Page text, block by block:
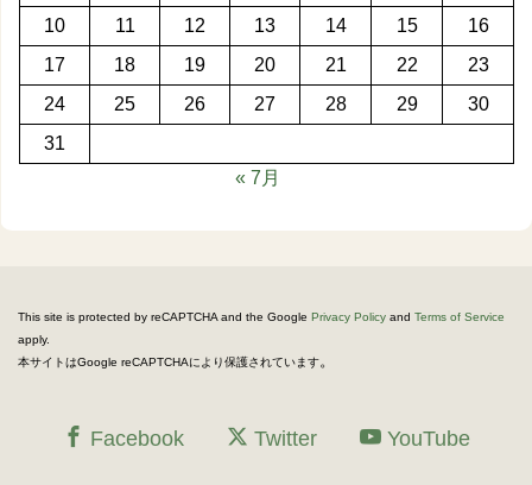
10
11 12 13 14 15
16
17
18 19 20 21 22
23
24
25 26 27 28 29
30
31
« 7月
This site is protected by reCAPTCHA and the Google Privacy Policy and Terms of Service
apply.
本サイトはGoogle reCAPTCHAにより保護されています。
Facebook Twitter YouTube